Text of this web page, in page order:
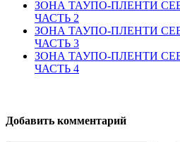
ЗОНА ТАУПО-ПЛЕНТИ
ЧАСТЬ 2
ЗОНА ТАУПО-ПЛЕНТИ
ЧАСТЬ 3
ЗОНА ТАУПО-ПЛЕНТИ
ЧАСТЬ 4
Добавить комментарий